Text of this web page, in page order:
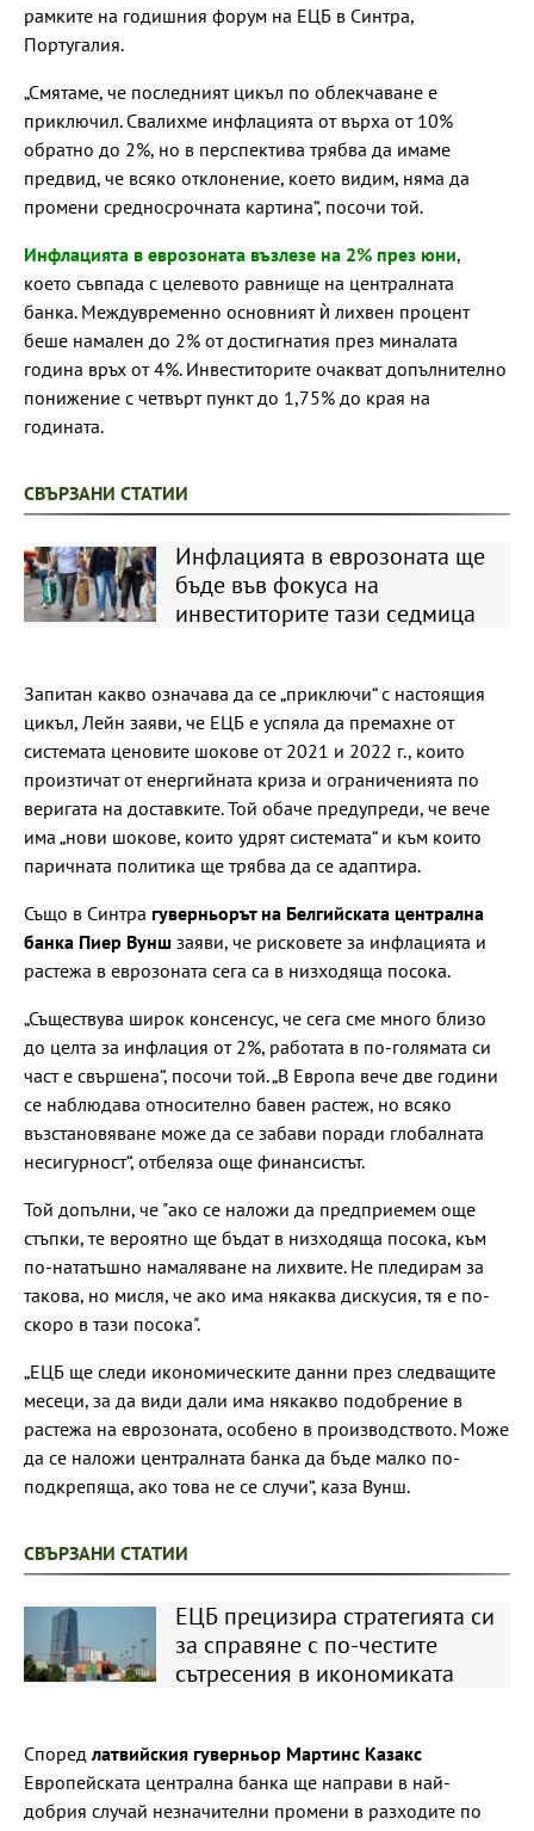
рамките на годишния форум на ЕЦБ в Синтра,
Португалия.
„Смятаме, че последният цикъл по облекчаване е
приключил. Свалихме инфлацията от върха от 10%
обратно до 2%, но в перспектива трябва да имаме
предвид, че всяко отклонение, което видим, няма да
промени средносрочната картина“, посочи той.
Инфлацията в еврозоната възлезе на 2% през юни,
което съвпада с целевото равнище на централната
банка. Междувременно основният ѝ лихвен процент
беше намален до 2% от достигнатия през миналата
година връх от 4%. Инвеститорите очакват допълнително
понижение с четвърт пункт до 1,75% до края на
годината.
СВЪРЗАНИ СТАТИИ
Инфлацията в еврозоната ще
бъде във фокуса на
инвеститорите тази седмица
Запитан какво означава да се „приключи“ с настоящия
цикъл, Лейн заяви, че ЕЦБ е успяла да премахне от
системата ценовите шокове от 2021 и 2022 г., които
произтичат от енергийната криза и ограниченията по
веригата на доставките. Той обаче предупреди, че вече
има „нови шокове, които удрят системата“ и към които
паричната политика ще трябва да се адаптира.
Също в Синтра гуверньорът на Белгийската централна
банка Пиер Вунш заяви, че рисковете за инфлацията и
растежа в еврозоната сега са в низходяща посока.
„Съществува широк консенсус, че сега сме много близо
до целта за инфлация от 2%, работата в по-голямата си
част е свършена“, посочи той. „В Европа вече две години
се наблюдава относително бавен растеж, но всяко
възстановяване може да се забави поради глобалната
несигурност“, отбеляза още финансистът.
Той допълни, че "ако се наложи да предприемем още
стъпки, те вероятно ще бъдат в низходяща посока, към
по-нататъшно намаляване на лихвите. Не пледирам за
такова, но мисля, че ако има някаква дискусия, тя е по-
скоро в тази посока".
„ЕЦБ ще следи икономическите данни през следващите
месеци, за да види дали има някакво подобрение в
растежа на еврозоната, особено в производството. Може
да се наложи централната банка да бъде малко по-
подкрепяща, ако това не се случи“, каза Вунш.
СВЪРЗАНИ СТАТИИ
ЕЦБ прецизира стратегията си
за справяне с по-честите
сътресения в икономиката
Споредлатвийския гуверньор Мартинс Казакс
Европейската централна банка ще направи в най-
добрия случай незначителни промени в разходите по